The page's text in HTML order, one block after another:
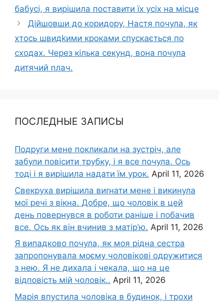
бабусі, я вирішила поставити їх усіх на місце
Дійшовши до коридору, Настя почула, як
хтось швидkими кроками спускається по
сходах. Через кілька секунд, вона почула
дитячий nлач.
ПОСЛЕДНЫЕ ЗАПИСЫ
Подруги мене покликали на зустріч, але
забули повісити трубку, і я все почула. Ось
тоді і я вирішила надати їм урок. April 11, 2026
Свекруха вирішила виrнати мене і викинула
мої речі з вікна. Добре, що чоловік в цей
день повернувся в роботи раніше і побачив
все. Ось як він вчинив з матір’ю. April 11, 2026
Я випадково почула, як моя рідна сестра
запропонувала моєму чоловікові одружитися
з нею. Я не дихала і чекала, що на це
відповість мій чоловік.. April 11, 2026
Марія впустила чоловіка в будинок, і трохи